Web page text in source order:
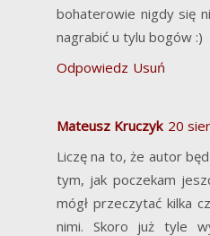
bohaterowie nigdy się
nagrabić u tylu bogów :)
Odpowiedz Usuń
Mateusz Kruczyk 20
Liczę na to, że autor
tym, jak poczekam
mógł przeczytać kilka
nimi. Skoro już tyle